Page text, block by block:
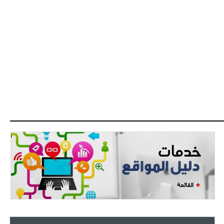
أنشيلوتي يصر على جلب كيليني
القائمة